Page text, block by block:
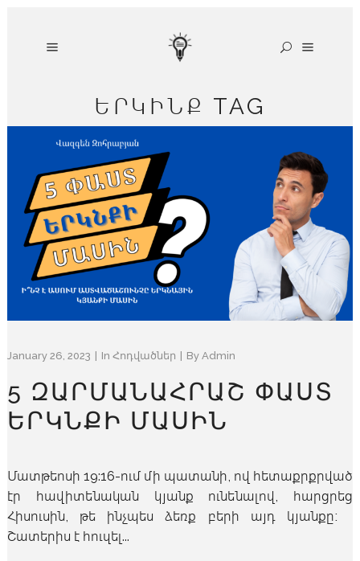
ԵՐԿԻՆՔ TAG
January 26, 2023 In Հոդվածներ By Admin
5 ԶԱՐՄԱՆԱՀՐԱՇ ՓԱՍՏ
ԵՐԿՆՔԻ ՄԱՍԻՆ
Մատթեոսի 19:16-ում մի պատանի, ով հետաքրքրված
էր հավիտենական կյանք ունենալով, հարցրեց
Հիսուսին, թե ինչպես ձեռք բերի այդ կյանքը։
Շատերիս է հուզել...